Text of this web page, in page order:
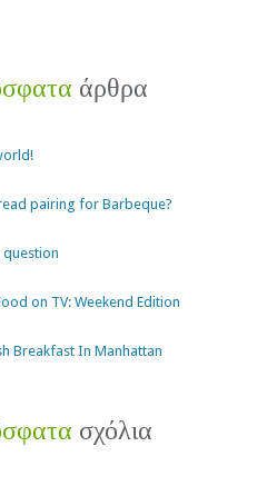
άρθρα
pairing for Barbeque?
question
on TV: Weekend Edition
Breakfast In Manhattan
σχόλια